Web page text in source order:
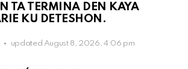
TA TERMINA DEN KAYA
KU DETESHON.
updated August 8, 2026, 4:06 pm